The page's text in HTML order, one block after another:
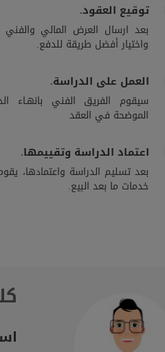
توقيع العقود.
بعد ارسال العرض المالي
واختيار أفضل طريقة للدفع.
العمل على الدراسة.
سيقوم الفريق الفني بانهـاء
الموضحة في العقد
اعتماد الدراسة وتقييمها.
بعد تسليم الدراسة واعتمادها،
خدمات ما بعد البيع.